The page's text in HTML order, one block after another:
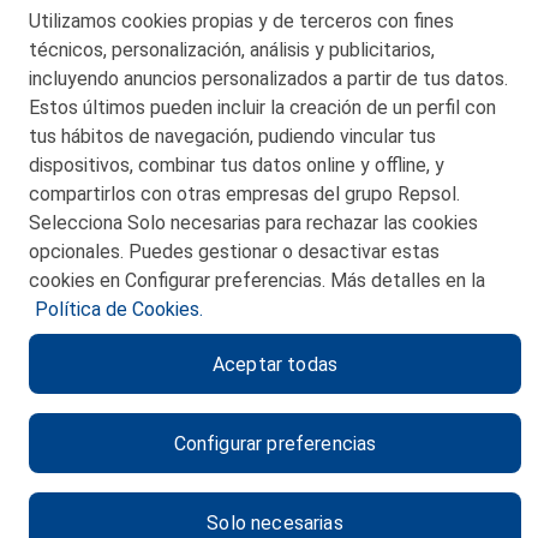
© 2026 Petronor S.A.
CONTACTO
MAPA WEB
POLITICA DE PRIVACIDAD
POLITICA DE COOKIES
CANAL DE ÉTICA
Utilizamos cookies propias y de terceros con fines
técnicos, personalización, análisis y publicitarios,
incluyendo anuncios personalizados a partir de tus datos.
Estos últimos pueden incluir la creación de un perfil con
tus hábitos de navegación, pudiendo vincular tus
dispositivos, combinar tus datos online y offline, y
compartirlos con otras empresas del grupo Repsol.
Selecciona Solo necesarias para rechazar las cookies
opcionales. Puedes gestionar o desactivar estas
cookies en Configurar preferencias. Más detalles en la
Política de Cookies.
Configurar preferencias
Solo necesarias
Aceptar todas